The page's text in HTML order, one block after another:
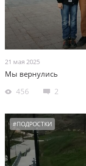
21 мая 2025
Мы вернулись
456
2
#ПОДРОСТКИ